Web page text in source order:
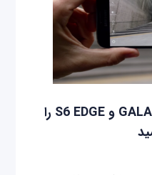
8 قابلیت دوربین GALAXY S6 و S6 EDGE را